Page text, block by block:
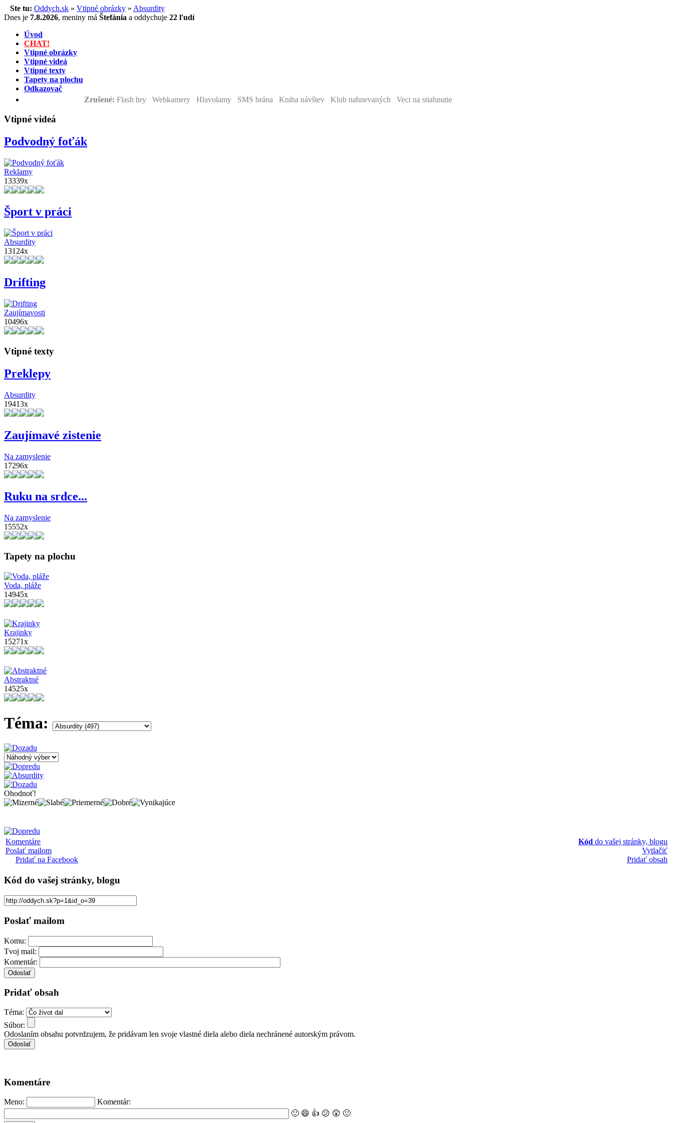
Ste tu: Oddych.sk » Vtipné obrázky » Absurdity
Dnes je 7.8.2026, meniny má Štefánia a oddychuje 22 ľudí
Úvod
CHAT!
Vtipné obrázky
Vtipné videá
Vtipné texty
Tapety na plochu
Odkazovač
Zrušené: Flash hry Webkamery Hlavolamy SMS brána Kniha návštev Klub nahnevaných Veci na stiahnutie
Vtipné videá
Podvodný foťák
Reklamy
13339x
Šport v práci
Absurdity
13124x
Drifting
Zaujímavosti
10496x
Vtipné texty
Preklepy
Absurdity
19413x
Zaujímavé zistenie
Na zamyslenie
17296x
Ruku na srdce...
Na zamyslenie
15552x
Tapety na plochu
Voda, pláže
14945x
Krajinky
15271x
Abstraktné
14525x
Téma:
Ohodnoť!
Komentáre
Poslať mailom
Pridať na Facebook
Kód do vašej stránky, blogu
Vytlačiť
Pridať obsah
Kód do vašej stránky, blogu
Poslať mailom
Komu:
Tvoj mail:
Komentár:
Pridať obsah
Téma:
Súbor:
Odoslaním obsahu potvrdzujem, že pridávam len svoje vlastné diela alebo diela nechránené autorským právom.
Komentáre
Meno:
Komentár:
🙂 😄 👍 😕 😲 🙁